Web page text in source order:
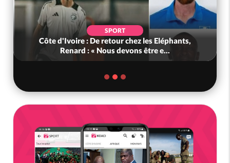
SPORT
Côte d'Ivoire : De retour chez les Eléphants,
Renard : « Nous devons être e...